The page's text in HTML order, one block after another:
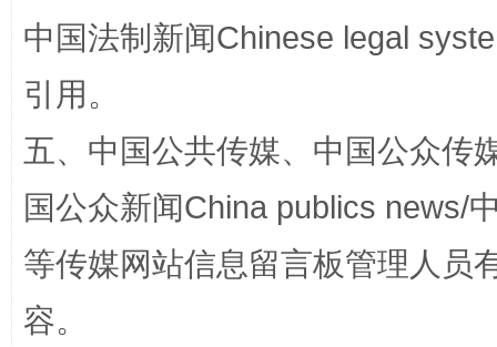
中国法制新闻Chinese legal
引用。
五、中国公共传媒、中国公众传
国公众新闻China publics news/
等传媒网站信息留言板管理人员
容。